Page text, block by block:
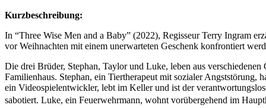
Kurzbeschreibung:
In “Three Wise Men and a Baby” (2022), Regisseur Terry Ingram
vor Weihnachten mit einem unerwarteten Geschenk konfrontiert
Die drei Brüder, Stephan, Taylor und Luke, leben aus
Familienhaus. Stephan, ein Tiertherapeut mit sozialer Angststörung,
ein Videospielentwickler, lebt im Keller und ist der
sabotiert. Luke, ein Feuerwehrmann, wohnt vorübergehend im